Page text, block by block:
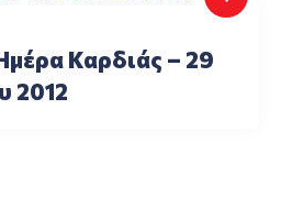
Καρδιάς – 29
2012